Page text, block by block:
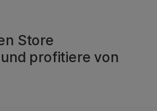
Store
profitiere von